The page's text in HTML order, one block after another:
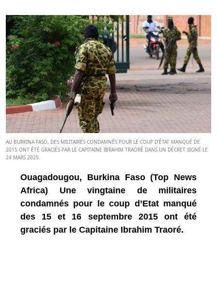
AU BURKINA FASO, DES MILITAIRES CONDAMNÉS POUR LE COUP D’ÉTAT MANQUÉ DE
2015 ONT ÉTÉ GRACIÉS PAR LE CAPITAINE IBRAHIM TRAORÉ DANS UN DÉCRET SIGNÉ LE
24 MARS 2025.
Ouagadougou, Burkina Faso (Top News
Africa) Une vingtaine de militaires
condamnés pour le coup d’Etat manqué
des 15 et 16 septembre 2015 ont été
graciés par le Capitaine Ibrahim Traoré.